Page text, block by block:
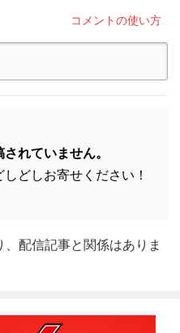
コメントの使い方
れていません。
どしお寄せください！
配信記事と関係はありま